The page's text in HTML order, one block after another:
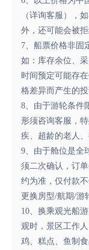
（详询客服），
外，还可能会被
7、船票价格非固
如：库存余位、
时间预定可能存
格差异而产生的投
8、由于游轮条件
形须咨询客服，
疾、超龄的老人
9、由于舱位是全
须二次确认，订
约为准，仅付款
更换房型/航期/游
10、换乘观光船
观时，景区工作
鸡、糕点、鱼制